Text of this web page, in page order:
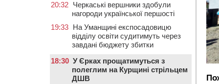
20:32 Черкаські вершники здобули
нагороди української першості
19:33 На Уманщині експосадовицю
відділу освіти судитимуть через
завдані бюджету збитки
18:30 У Єрках прощатимуться з
полеглим на Курщині стрільцем
ДШВ